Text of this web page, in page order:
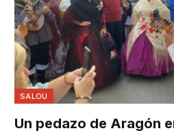
SALOU
Un pedazo de Aragón